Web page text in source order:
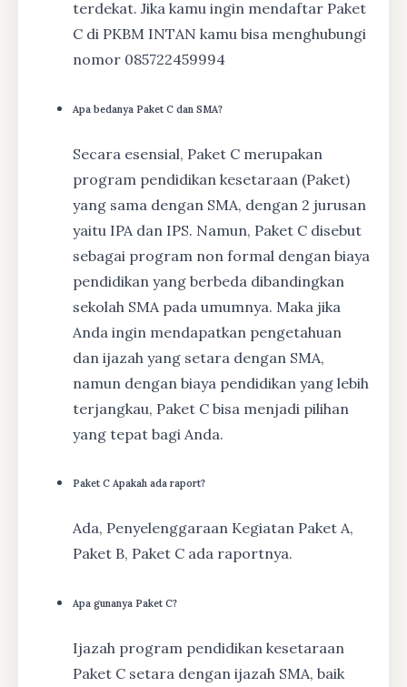
terdekat. Jika kamu ingin mendaftar Paket
C di PKBM INTAN kamu bisa menghubungi
nomor 085722459994
Apa bedanya Paket C dan SMA?
Secara esensial, Paket C merupakan
program pendidikan kesetaraan (Paket)
yang sama dengan SMA, dengan 2 jurusan
yaitu IPA dan IPS. Namun, Paket C disebut
sebagai program non formal dengan biaya
pendidikan yang berbeda dibandingkan
sekolah SMA pada umumnya. Maka jika
Anda ingin mendapatkan pengetahuan
dan ijazah yang setara dengan SMA,
namun dengan biaya pendidikan yang lebih
terjangkau, Paket C bisa menjadi pilihan
yang tepat bagi Anda.
Paket C Apakah ada raport?
Ada, Penyelenggaraan Kegiatan Paket A,
Paket B, Paket C ada raportnya.
Apa gunanya Paket C?
Ijazah program pendidikan kesetaraan
Paket C setara dengan ijazah SMA, baik